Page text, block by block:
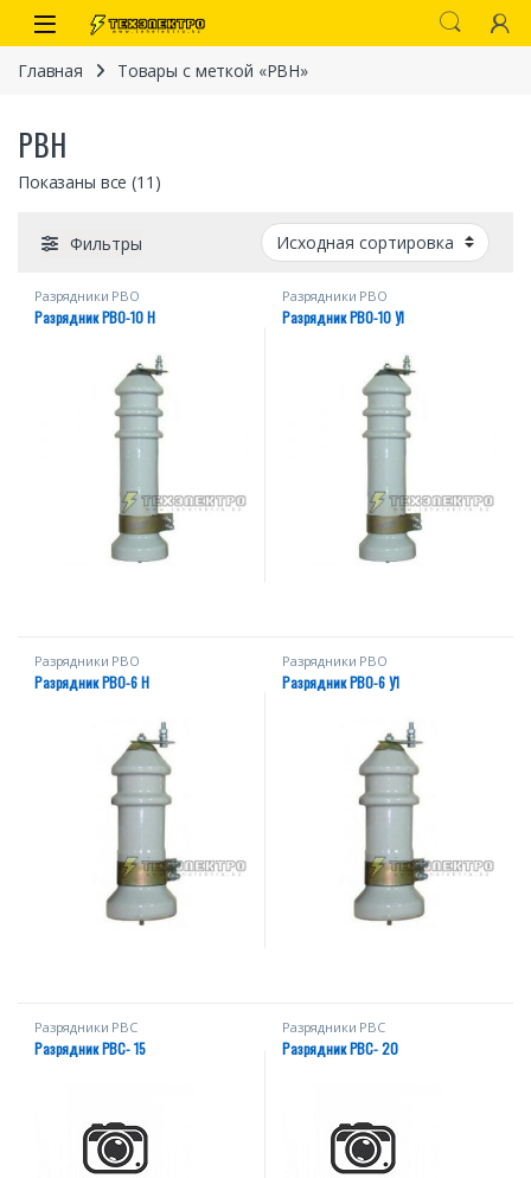
Перейти к навигации
перейти к содержанию
Open
Главная Товары с меткой «РВН»
РВН
Показаны все (11)
Фильтры
Разрядники РВО
Разрядник РВО-10 Н
Разрядники РВО
Разрядник РВО-10 У1
Разрядники РВО
Разрядник РВО-6 Н
Разрядники РВО
Разрядник РВО-6 У1
Разрядники РВС
Разрядник РВС- 15
Разрядники РВС
Разрядник РВС- 20